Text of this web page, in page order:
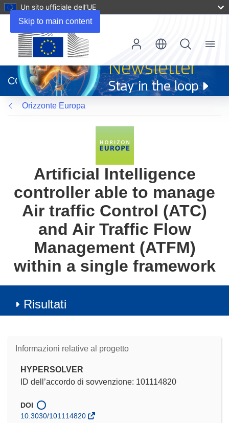
Skip to main content
Un sito ufficiale dell’UE
apre
in
una
nuova
finestra)
CORDIS
Menu
Orizzonte Europa
Artificial Intelligence
controller able to manage
Air traffic Control (ATC)
and Air Traffic Flow
Management (ATFM)
within a single framework
Risultati
Informazioni relative al progetto
HYPERSOLVER
ID dell’accordo di sovvenzione: 101114820
DOI
10.3030/101114820